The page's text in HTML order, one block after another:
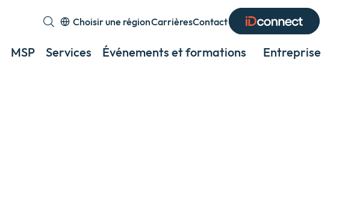
MSP Services Événements et formations Entreprise
Choisir une région
Expand
or
CarrièresContact